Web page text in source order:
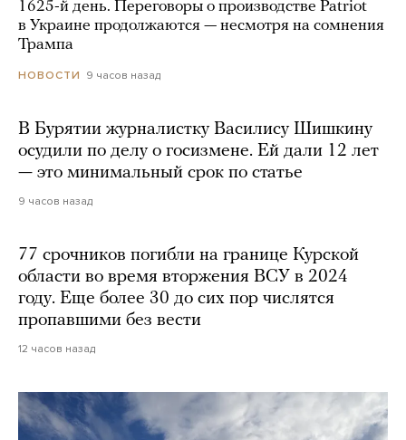
1625-й день. Переговоры о производстве Patriot
в Украине продолжаются — несмотря на сомнения
Трампа
НОВОСТИ 9 часов назад
В Бурятии журналистку Василису Шишкину
осудили по делу о госизмене. Ей дали 12 лет
— это минимальный срок по статье
9 часов назад
77 срочников погибли на границе Курской
области во время вторжения ВСУ в 2024
году. Еще более 30 до сих пор числятся
пропавшими без вести
12 часов назад